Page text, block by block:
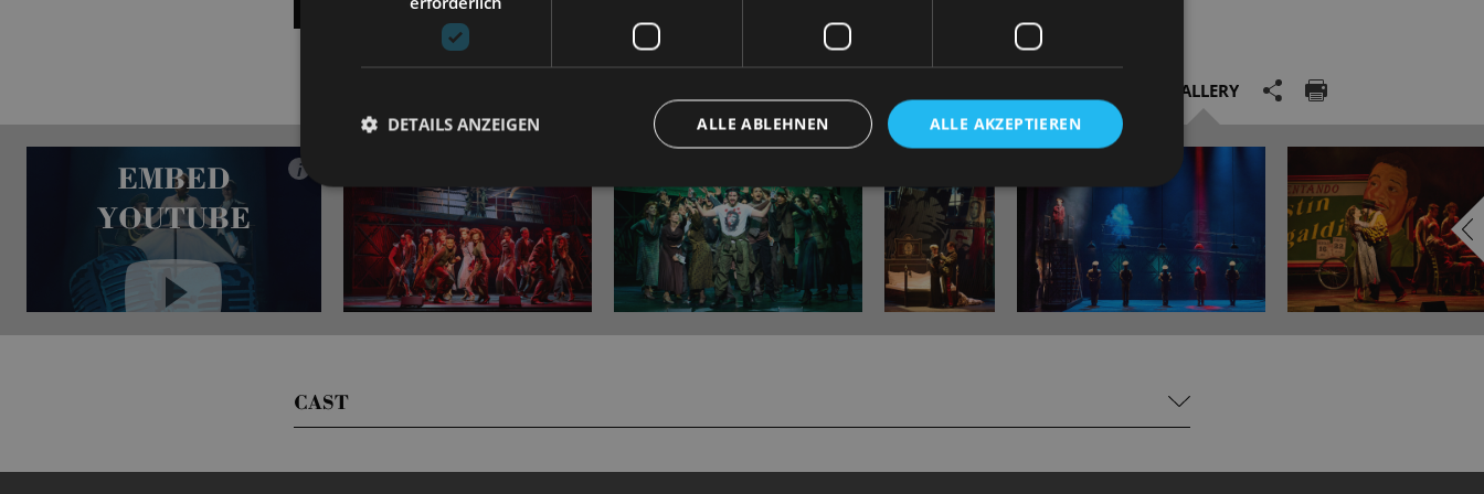
SHOW ALL DATES
GALLERY
EMBED
YOUTUBE
i
CAST
ALLE AKZEPTIEREN
ALLE ABLEHNEN
DETAILS ANZEIGEN